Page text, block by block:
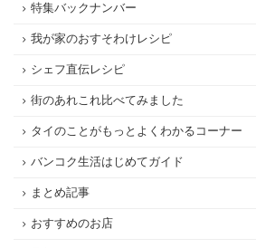
特集バックナンバー
我が家のおすそわけレシピ
シェフ直伝レシピ
街のあれこれ比べてみました
タイのことがもっとよくわかるコーナー
バンコク生活はじめてガイド
まとめ記事
おすすめのお店